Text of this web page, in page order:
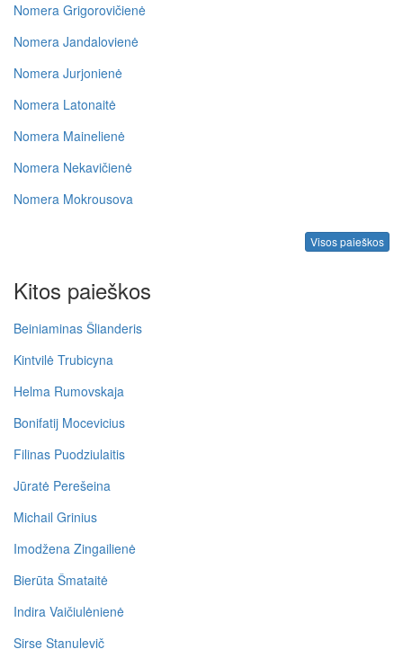
Nomera Grigorovičienė
Nomera Jandalovienė
Nomera Jurjonienė
Nomera Latonaitė
Nomera Mainelienė
Nomera Nekavičienė
Nomera Mokrousova
Visos paieškos
Kitos paieškos
Beiniaminas Šlianderis
Kintvilė Trubicyna
Helma Rumovskaja
Bonifatij Mocevicius
Filinas Puodziulaitis
Jūratė Perešeina
Michail Grinius
Imodžena Zingailienė
Bierūta Šmataitė
Indira Vaičiulėnienė
Sirse Stanulevič